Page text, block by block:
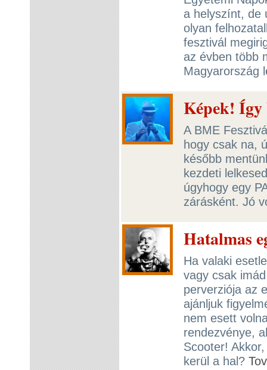
a helyszínt, de
olyan
fesztivál
az évben több
Magyarország
Képek! Így
A BME
hogy csak na,
később
kezdeti
úgyhogy egy
zárásként. Jó
Hatalmas
Ha valaki
vagy csak
perverziója az
ajánljuk
nem esett
rendezvénye,
Scooter!
kerül a hal?